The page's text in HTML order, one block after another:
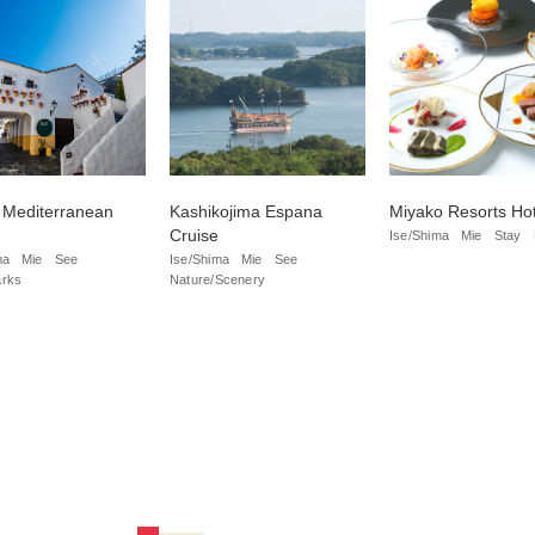
Mie
See
Kashikojima Espana
Cruise
Ise/Shima Mie
See
Nature/Scenery
Miyako Resorts
Ise/Shima Mie Stay